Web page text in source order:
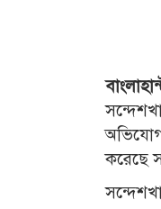
করেছে